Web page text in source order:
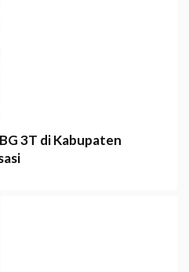
3T di Kabupaten